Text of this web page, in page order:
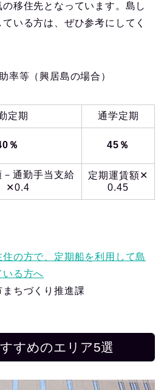
移住先となっています。島し
いる方は、ぜひ参考にしてく
率等（興居島の場合）
定期 通学定期
％ 45％
－通勤手当支給
✕0.4
定期運賃額✕
0.45
の方で、定期船を利用して島
いる方へ
ちづくり推進課
すめのエリア5選